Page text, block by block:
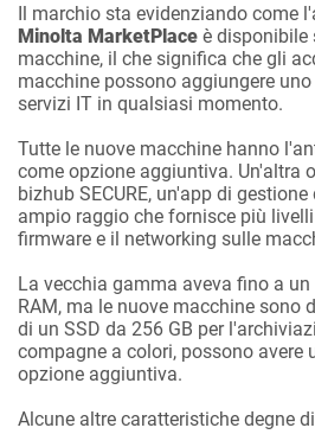
Il marchio sta evidenziando come
Minolta MarketPlace è disponibile
macchine, il che significa che gli
macchine possono aggiungere
servizi IT in qualsiasi momento.
Tutte le nuove macchine hanno
come opzione aggiuntiva. Un'altra
bizhub SECURE, un'app di
ampio raggio che fornisce più
firmware e il networking sulle
La vecchia gamma aveva fino a
RAM, ma le nuove macchine sono
di un SSD da 256 GB per
compagne a colori, possono avere
opzione aggiuntiva.
Alcune altre caratteristiche degne